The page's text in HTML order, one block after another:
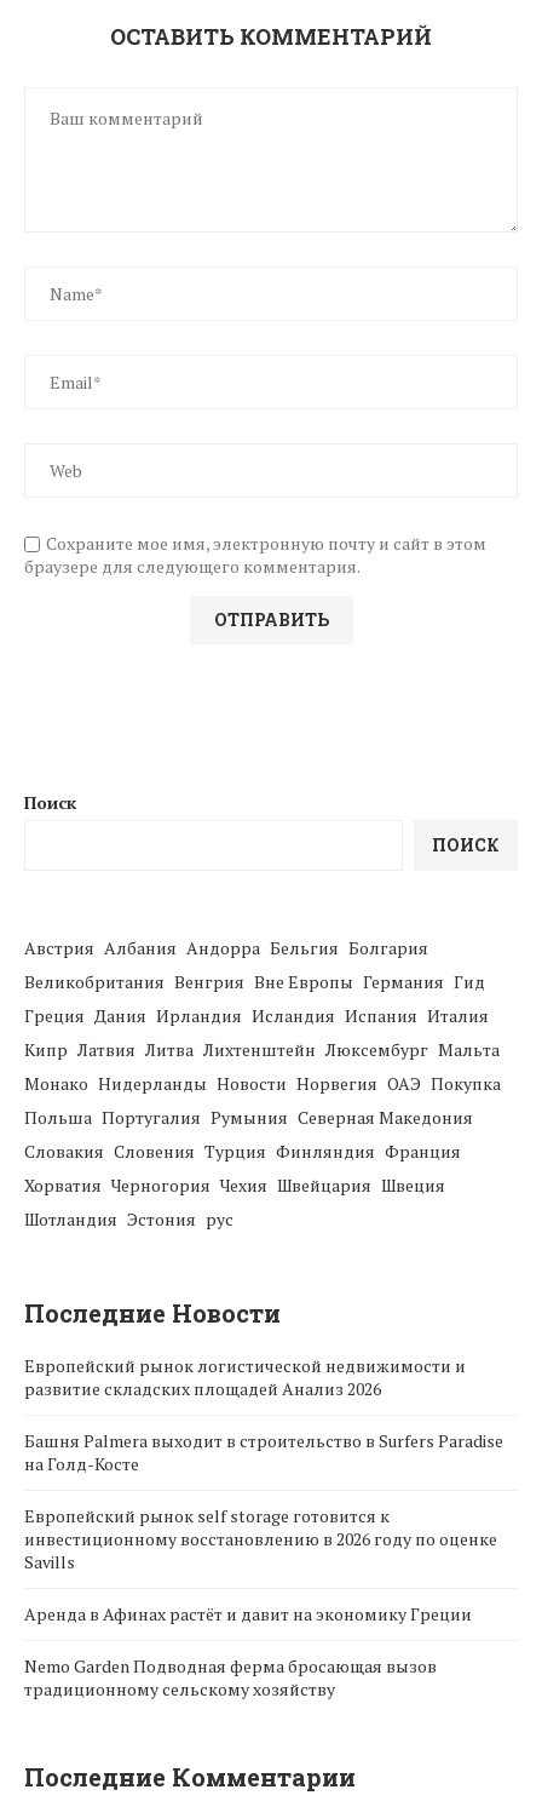
ОСТАВИТЬ КОММЕНТАРИЙ
Сохраните мое имя, электронную почту и сайт в этом
браузере для следующего комментария.
Поиск
ПОИСК
Австрия Албания Андорра Бельгия Болгария
Великобритания Венгрия Вне Европы Германия Гид
Греция Дания Ирландия Исландия Испания Италия
Кипр Латвия Литва Лихтенштейн Люксембург Мальта
Монако Нидерланды Новости Норвегия ОАЭ Покупка
Польша Португалия Румыния Северная Македония
Словакия Словения Турция Финляндия Франция
Хорватия Черногория Чехия Швейцария Швеция
Шотландия Эстония рус
Последние Новости
Европейский рынок логистической недвижимости и
развитие складских площадей Анализ 2026
Башня Palmera выходит в строительство в Surfers Paradise
на Голд-Косте
Европейский рынок self storage готовится к
инвестиционному восстановлению в 2026 году по оценке
Savills
Аренда в Афинах растёт и давит на экономику Греции
Nemo Garden Подводная ферма бросающая вызов
традиционному сельскому хозяйству
Последние Комментарии